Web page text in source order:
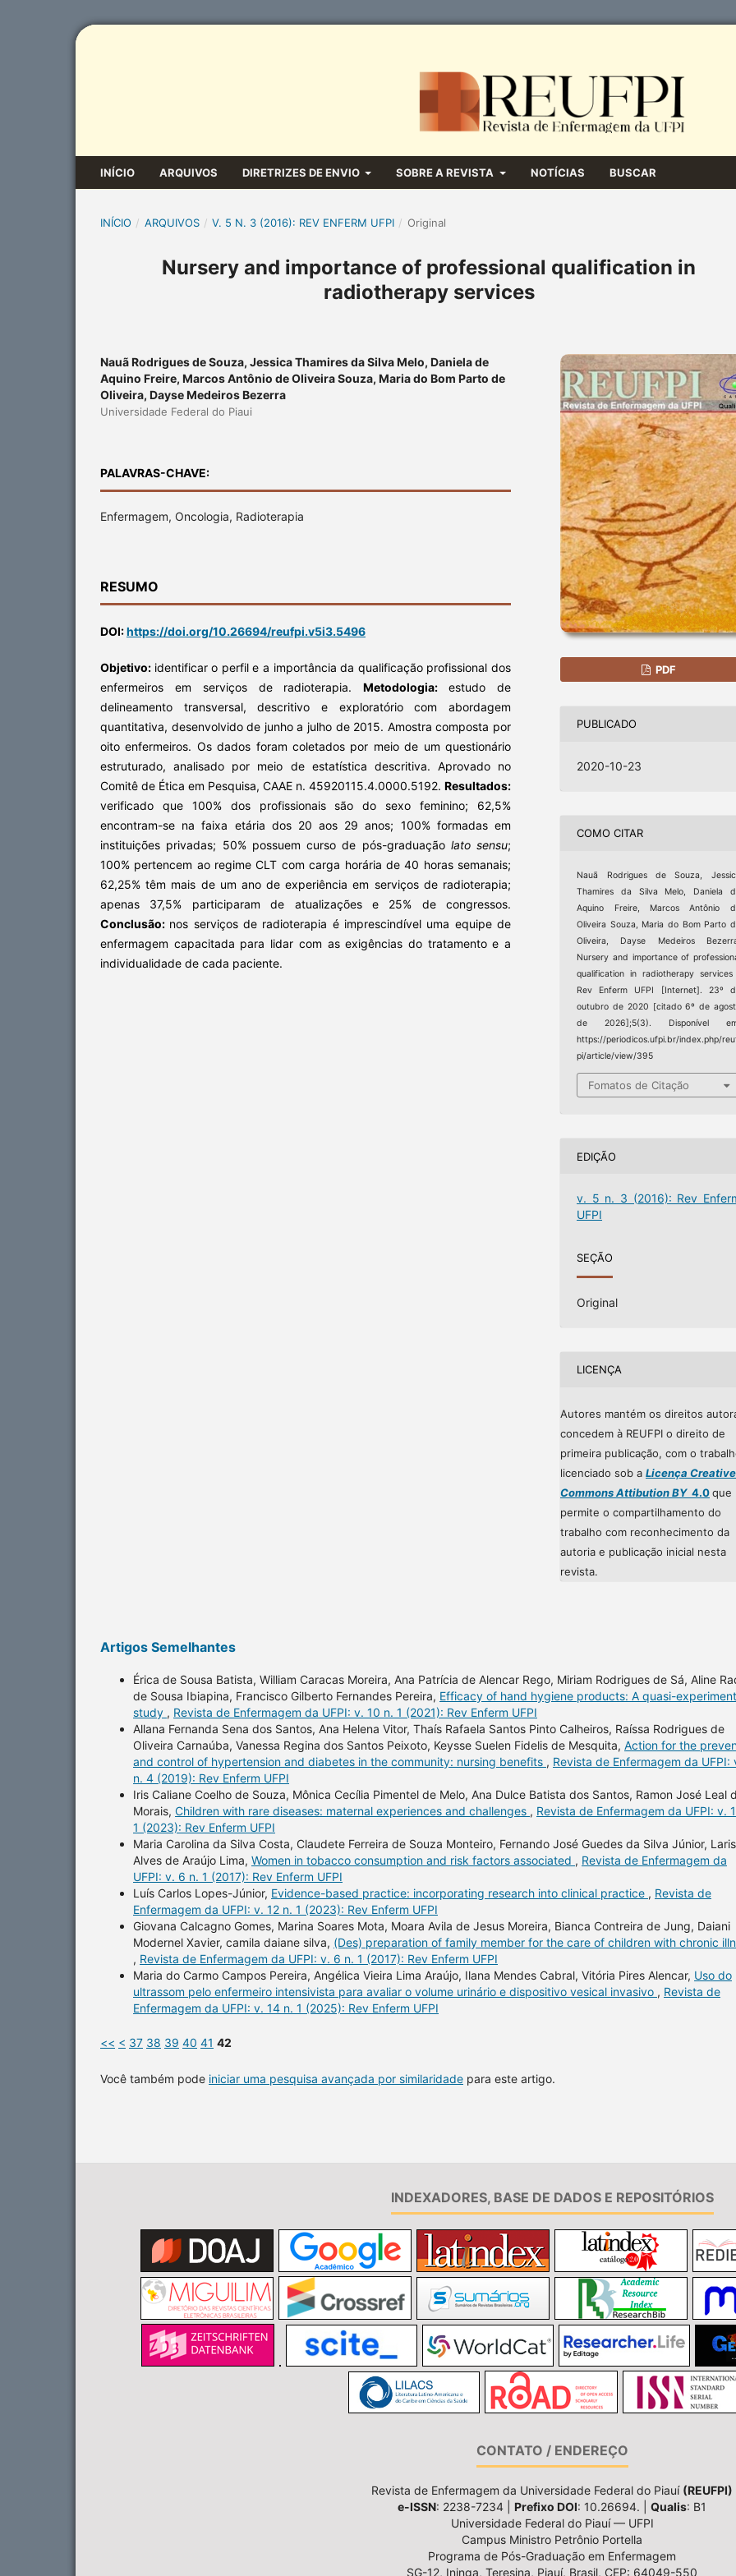
INÍCIO ARQUIVOS DIRETRIZES DE ENVIO SOBRE A REVISTA NOTÍCIAS BUSCAR
INÍCIO / ARQUIVOS / V. 5 N. 3 (2016): REV ENFERM UFPI / Original
Nursery and importance of professional qualification in
radiotherapy services
Nauã Rodrigues de Souza, Jessica Thamires da Silva Melo, Daniela de
Aquino Freire, Marcos Antônio de Oliveira Souza, Maria do Bom Parto de
Oliveira, Dayse Medeiros Bezerra
Universidade Federal do Piaui
PALAVRAS-CHAVE:
Enfermagem, Oncologia, Radioterapia
RESUMO
DOI:https://doi.org/10.26694/reufpi.v5i3.5496
Objetivo: identificar o perfil e a importância da qualificação profissional dos
enfermeiros em serviços de radioterapia.Metodologia:estudo de
delineamento transversal, descritivo e exploratório com abordagem
quantitativa, desenvolvido de junho a julho de 2015. Amostra composta por
oito enfermeiros. Os dados foram coletados por meio de um questionário
estruturado, analisado por meio de estatística descritiva. Aprovado no
Comitê de Ética em Pesquisa, CAAE n. 45920115.4.0000.5192. Resultados:
verificado que 100% dos profissionais são do sexo feminino; 62,5%
encontram-se na faixa etária dos 20 aos 29 anos; 100% formadas em
instituições privadas; 50% possuem curso de pós-graduação lato sensu;
100% pertencem ao regime CLT com carga horária de 40 horas semanais;
62,25% têm mais de um ano de experiência em serviços de radioterapia;
apenas 37,5% participaram de atualizações e 25% de congressos.
Conclusão: nos serviços de radioterapia é imprescindível uma equipe de
enfermagem capacitada para lidar com as exigências do tratamento e a
individualidade de cada paciente.
PDF
PUBLICADO
2020-10-23
COMO CITAR
Nauã Rodrigues de Souza,
Thamires da Silva Melo, Daniela
Aquino Freire, Marcos Antônio
Oliveira Souza, Maria do Bom Parto
Oliveira, Dayse Medeiros
Nursery and importance of
qualification in radiotherapy
Rev Enferm UFPI [Internet]. 23º
outubro de 2020 [citado 6º de
de 2026];5(3). Disponível
https://periodicos.ufpi.br/index.php/
pi/article/view/395
Fomatos de Citação
EDIÇÃO
v. 5 n. 3 (2016): Rev
UFPI
SEÇÃO
Original
LICENÇA
Autores mantém os direitos
concedem à REUFPI o direito de
primeira publicação, com o
licenciado sob a Licença Creative
Commons Attibution BY4.0que
permite o compartilhamento do
trabalho com reconhecimento da
autoria e publicação inicial nesta
revista.
Artigos Semelhantes
Érica de Sousa Batista, William Caracas Moreira, Ana Patrícia de Alencar Rego, Miriam Rodrigues de Sá, Aline
de Sousa Ibiapina, Francisco Gilberto Fernandes Pereira, Efficacy of hand hygiene products: A quasi-
study , Revista de Enfermagem da UFPI: v. 10 n. 1 (2021): Rev Enferm UFPI
Allana Fernanda Sena dos Santos, Ana Helena Vitor, Thaís Rafaela Santos Pinto Calheiros, Raíssa Rodrigues de
Oliveira Carnaúba, Vanessa Regina dos Santos Peixoto, Keysse Suelen Fidelis de Mesquita, Action for the
and control of hypertension and diabetes in the community: nursing benefits , Revista de Enfermagem da UFPI:
n. 4 (2019): Rev Enferm UFPI
Iris Caliane Coelho de Souza, Mônica Cecília Pimentel de Melo, Ana Dulce Batista dos Santos, Ramon José Leal
Morais, Children with rare diseases: maternal experiences and challenges , Revista de Enfermagem da UFPI: v.
1 (2023): Rev Enferm UFPI
Maria Carolina da Silva Costa, Claudete Ferreira de Souza Monteiro, Fernando José Guedes da Silva Júnior,
Alves de Araújo Lima, Women in tobacco consumption and risk factors associated , Revista de Enfermagem da
UFPI: v. 6 n. 1 (2017): Rev Enferm UFPI
Luís Carlos Lopes-Júnior, Evidence-based practice: incorporating research into clinical practice , Revista de
Enfermagem da UFPI: v. 12 n. 1 (2023): Rev Enferm UFPI
Giovana Calcagno Gomes, Marina Soares Mota, Moara Avila de Jesus Moreira, Bianca Contreira de Jung, Daiani
Modernel Xavier, camila daiane silva, (Des) preparation of family member for the care of children with chronic
, Revista de Enfermagem da UFPI: v. 6 n. 1 (2017): Rev Enferm UFPI
Maria do Carmo Campos Pereira, Angélica Vieira Lima Araújo, Ilana Mendes Cabral, Vitória Pires Alencar, Uso do
ultrassom pelo enfermeiro intensivista para avaliar o volume urinário e dispositivo vesical invasivo , Revista de
Enfermagem da UFPI: v. 14 n. 1 (2025): Rev Enferm UFPI
<< < 37 38 39 40 41 42
Você também pode iniciar uma pesquisa avançada por similaridade para este artigo.
INDEXADORES, BASE DE DADOS E REPOSITÓRIOS
CONTATO / ENDEREÇO
Revista de Enfermagem da Universidade Federal do Piauí (REUFPI)
e-ISSN: 2238-7234 | Prefixo DOI: 10.26694. | Qualis: B1
Universidade Federal do Piauí — UFPI
Campus Ministro Petrônio Portella
Programa de Pós-Graduação em Enfermagem
SG-12, Ininga, Teresina, Piauí, Brasil, CEP: 64049-550